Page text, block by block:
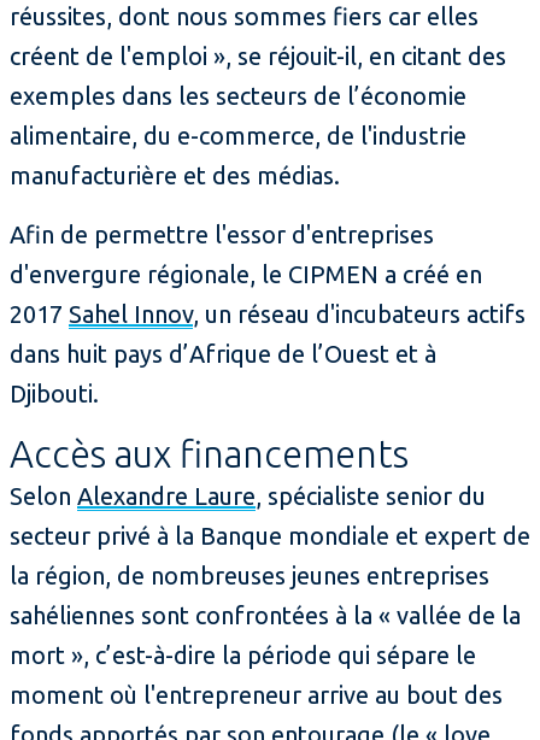
réussites, dont nous sommes fiers car elles
créent de l'emploi », se réjouit-il, en citant des
exemples dans les secteurs de l’économie
alimentaire, du e-commerce, de l'industrie
manufacturière et des médias.
Afin de permettre l'essor d'entreprises
d'envergure régionale, le CIPMEN a créé en
2017 Sahel Innov, un réseau d'incubateurs actifs
dans huit pays d’Afrique de l’Ouest et à
Djibouti.
Accès aux financements
Selon Alexandre Laure, spécialiste senior du
secteur privé à la Banque mondiale et expert de
la région, de nombreuses jeunes entreprises
sahéliennes sont confrontées à la « vallée de la
mort », c’est-à-dire la période qui sépare le
moment où l'entrepreneur arrive au bout des
fonds apportés par son entourage (le « love